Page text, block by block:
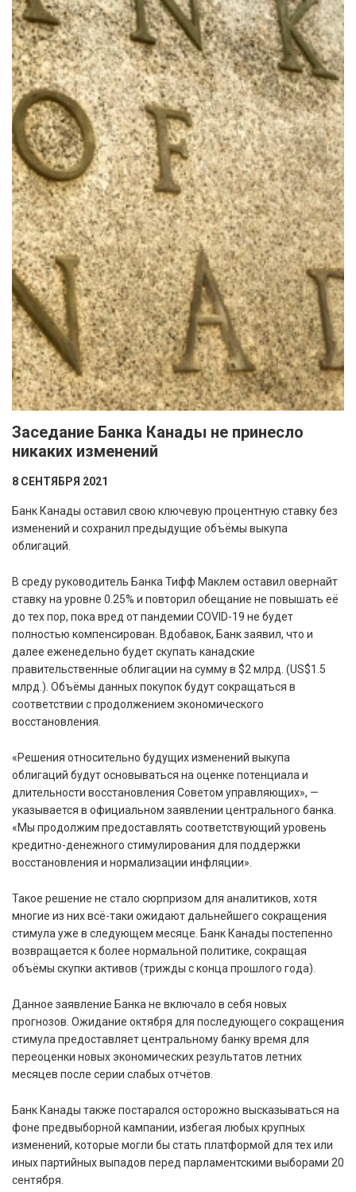
Заседание Банка Канады не принесло
никаких изменений
8 СЕНТЯБРЯ 2021
Банк Канады оставил свою ключевую процентную ставку без
изменений и сохранил предыдущие объёмы выкупа
облигаций.
В среду руководитель Банка Тифф Маклем оставил овернайт
ставку на уровне 0.25% и повторил обещание не повышать её
до тех пор, пока вред от пандемии COVID-19 не будет
полностью компенсирован. Вдобавок, Банк заявил, что и
далее еженедельно будет скупать канадские
правительственные облигации на сумму в $2 млрд. (US$1.5
млрд.). Объёмы данных покупок будут сокращаться в
соответствии с продолжением экономического
восстановления.
«Решения относительно будущих изменений выкупа
облигаций будут основываться на оценке потенциала и
длительности восстановления Советом управляющих», —
указывается в официальном заявлении центрального банка.
«Мы продолжим предоставлять соответствующий уровень
кредитно-денежного стимулирования для поддержки
восстановления и нормализации инфляции».
Такое решение не стало сюрпризом для аналитиков, хотя
многие из них всё-таки ожидают дальнейшего сокращения
стимула уже в следующем месяце. Банк Канады постепенно
возвращается к более нормальной политике, сокращая
объёмы скупки активов (трижды с конца прошлого года).
Данное заявление Банка не включало в себя новых
прогнозов. Ожидание октября для последующего сокращения
стимула предоставляет центральному банку время для
переоценки новых экономических результатов летних
месяцев после серии слабых отчётов.
Банк Канады также постарался осторожно высказываться на
фоне предвыборной кампании, избегая любых крупных
изменений, которые могли бы стать платформой для тех или
иных партийных выпадов перед парламентскими выборами 20
сентября.